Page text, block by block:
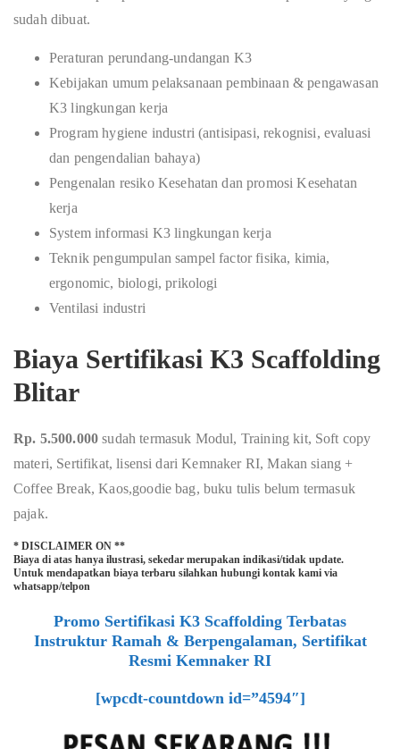
sudah dibuat.
Peraturan perundang-undangan K3
Kebijakan umum pelaksanaan pembinaan & pengawasan
K3 lingkungan kerja
Program hygiene industri (antisipasi, rekognisi, evaluasi
dan pengendalian bahaya)
Pengenalan resiko Kesehatan dan promosi Kesehatan
kerja
System informasi K3 lingkungan kerja
Teknik pengumpulan sampel factor fisika, kimia,
ergonomic, biologi, prikologi
Ventilasi industri
Biaya Sertifikasi K3 Scaffolding
Blitar
Rp. 5.500.000sudah termasuk Modul, Training kit, Soft copy
materi, Sertifikat, lisensi dari Kemnaker RI, Makan siang +
Coffee Break, Kaos,goodie bag, buku tulis belum termasuk
pajak.
* DISCLAIMER ON **
Biaya di atas hanya ilustrasi, sekedar merupakan indikasi/tidak update.
Untuk mendapatkan biaya terbaru silahkan hubungi kontak kami via
whatsapp/telpon
Promo Sertifikasi K3 Scaffolding Terbatas
Instruktur Ramah & Berpengalaman, Sertifikat
Resmi Kemnaker RI
[wpcdt-countdown id=”4594″]